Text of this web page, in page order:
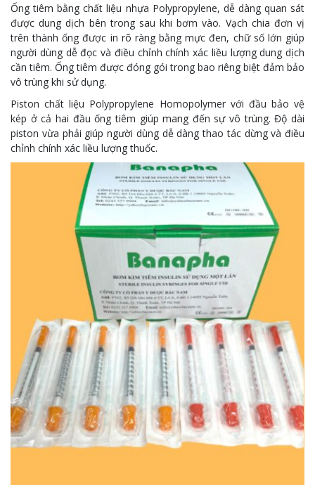
Ống tiêm bằng chất liệu nhựa Polypropylene, dễ dàng quan sát
được dung dịch bên trong sau khi bơm vào. Vạch chia đơn vị
trên thành ống được in rõ ràng bằng mực đen, chữ số lớn giúp
người dùng dễ đọc và điều chỉnh chính xác liều lượng dung dịch
cần tiêm. Ống tiêm được đóng gói trong bao riêng biệt đảm bảo
vô trùng khi sử dụng.
Piston chất liệu Polypropylene Homopolymer với đầu bảo vệ
kép ở cả hai đầu ống tiêm giúp mang đến sự vô trùng. Độ dài
piston vừa phải giúp người dùng dễ dàng thao tác dừng và điều
chỉnh chính xác liều lượng thuốc.